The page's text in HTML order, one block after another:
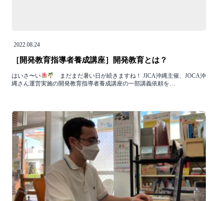
2022.08.24
［開発教育指導者養成講座］開発教育とは？
はいさ〜い
まだまだ暑い日が続きますね！ JICA沖縄主催、JOCA沖
縄さん運営実施の開発教育指導者養成講座の一部講義依頼を…